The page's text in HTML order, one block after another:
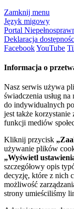
Zamknij menu
Język migowy
Portal
Deklaracja
FacebookYouTube
Informacja o
Nasz serwis używa
świadczenia usług
do indywidualnych
jest także korzystanie
funkcji mediów
Kliknij przycisk
używanie plików
„Wyświetl
szczegółowy opis
decyzję, które z nich
możliwość
strony umieściliśmy